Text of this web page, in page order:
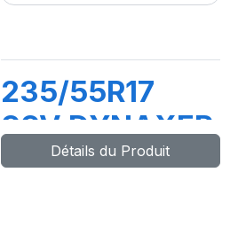
235/55R17
99V DYNAXER
HP5Détails du Produit